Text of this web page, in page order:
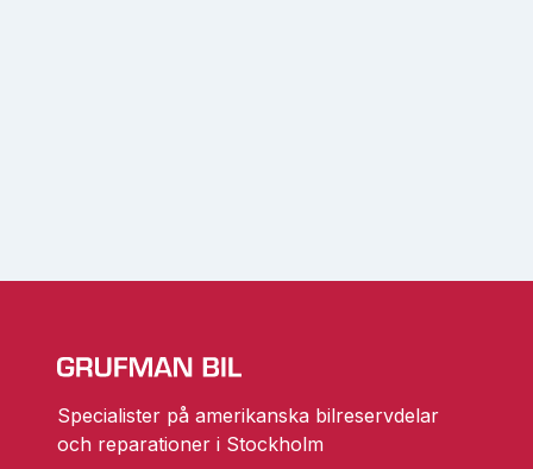
Specialister på amerikanska bilreservdelar
och reparationer i Stockholm